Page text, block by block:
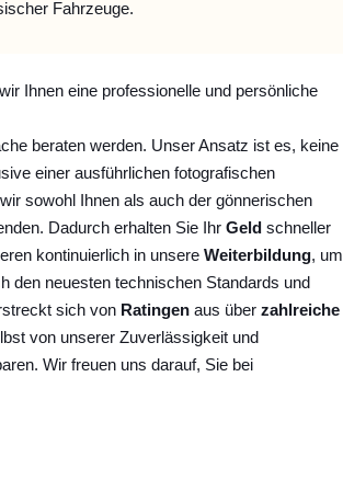
Fahrzeuge.
Ihnen eine professionelle und persönliche
beraten werden. Unser Ansatz ist es, keine
einer ausführlichen fotografischen
sowohl Ihnen als auch der gönnerischen
Dadurch erhalten Sie Ihr Geld schneller
kontinuierlich in unsere Weiterbildung, um
den neuesten technischen Standards und
sich von Ratingen aus über zahlreiche
von unserer Zuverlässigkeit und
Wir freuen uns darauf, Sie bei